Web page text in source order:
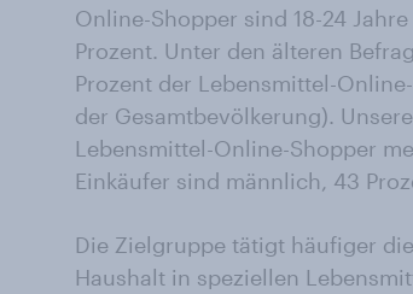
Online-Shopper sind 18-24
Prozent. Unter den älteren
Prozent der Lebensmittel-
der Gesamtbevölkerung).
Lebensmittel-Online-Shopper
Einkäufer sind männlich, 43
Die Zielgruppe tätigt häufiger
Haushalt in speziellen